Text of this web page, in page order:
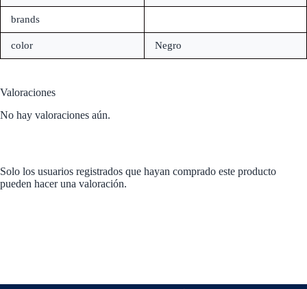
brands
color Negro
Valoraciones
No hay valoraciones aún.
Solo los usuarios registrados que hayan comprado este producto
pueden hacer una valoración.